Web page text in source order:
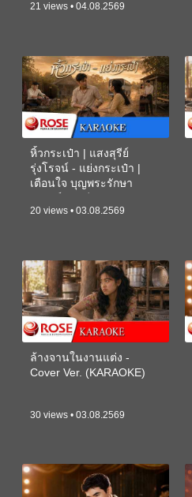
21 views • 04.08.2569
หิ้วกระเป๋า | แสงสุรีย์
รุ่งโรจน์ - แย่งกระเป๋า |
เตือนใจ บุญพระรักษา
20 views • 03.08.2569
ล้างจานในงานแต่ง -
Cover Ver. (KARAOKE)
30 views • 03.08.2569